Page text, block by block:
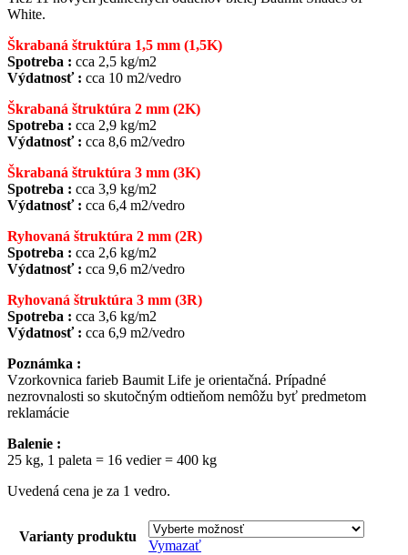
White.
Škrabaná štruktúra 1,5 mm (1,5K)
Spotreba : cca 2,5 kg/m2
Výdatnosť : cca 10 m2/vedro
Škrabaná štruktúra 2 mm (2K)
Spotreba : cca 2,9 kg/m2
Výdatnosť : cca 8,6 m2/vedro
Škrabaná štruktúra 3 mm (3K)
Spotreba : cca 3,9 kg/m2
Výdatnosť : cca 6,4 m2/vedro
Ryhovaná štruktúra 2 mm (2R)
Spotreba : cca 2,6 kg/m2
Výdatnosť : cca 9,6 m2/vedro
Ryhovaná štruktúra 3 mm (3R)
Spotreba : cca 3,6 kg/m2
Výdatnosť : cca 6,9 m2/vedro
Poznámka :
Vzorkovnica farieb Baumit Life je orientačná. Prípadné
nezrovnalosti so skutočným odtieňom nemôžu byť predmetom
reklamácie
Balenie :
25 kg, 1 paleta = 16 vedier = 400 kg
Uvedená cena je za 1 vedro.
Varianty produktu
Vymazať